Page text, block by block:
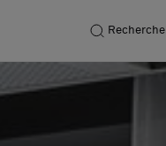
Recherche